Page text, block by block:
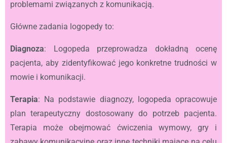
problemami związanych z komunikacją.
Główne zadania logopedy to:
Diagnoza: Logopeda przeprowadza dokładną ocenę
pacjenta, aby zidentyfikować jego konkretne trudności w
mowie i komunikacji.
Terapia: Na podstawie diagnozy, logopeda opracowuje
plan terapeutyczny dostosowany do potrzeb pacjenta.
Terapia może obejmować ćwiczenia wymowy, gry i